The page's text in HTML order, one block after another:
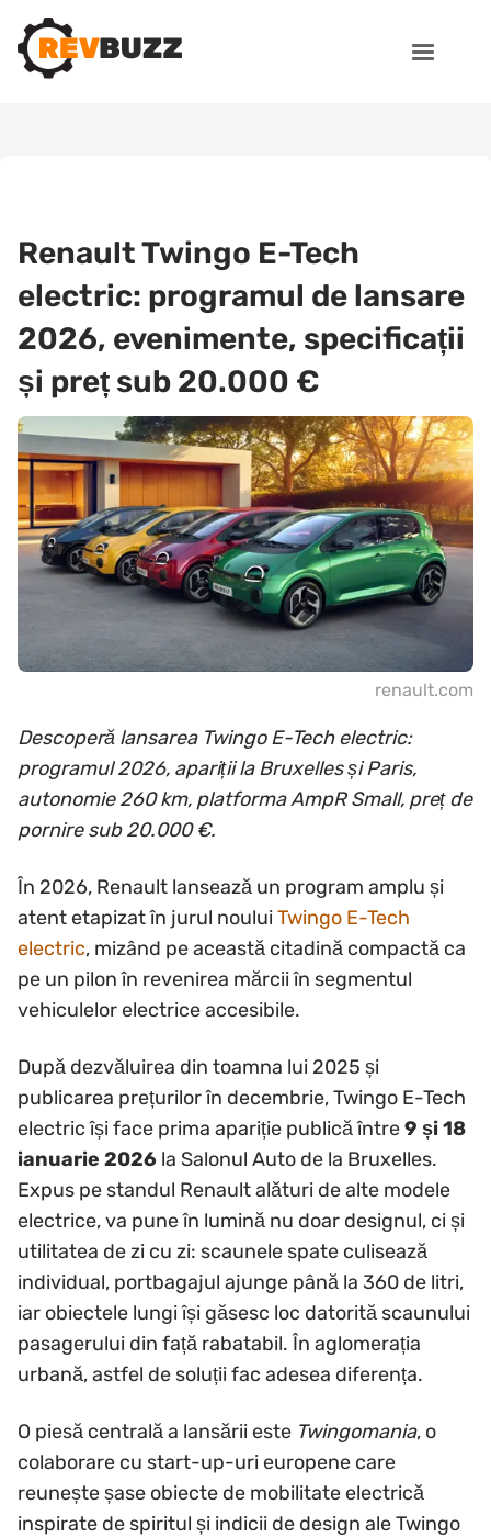
Renault Twingo E-Tech
electric: programul de lansare
2026, evenimente, specificații
și preț sub 20.000 €
renault.com
Descoperă lansarea Twingo E-Tech electric:
programul 2026, apariții la Bruxelles și Paris,
autonomie 260 km, platforma AmpR Small, preț de
pornire sub 20.000 €.
În 2026, Renault lansează un program amplu și
atent etapizat în jurul nouluiTwingo E-Tech
electric, mizând pe această citadină compactă ca
pe un pilon în revenirea mărcii în segmentul
vehiculelor electrice accesibile.
După dezvăluirea din toamna lui 2025 și
publicarea prețurilor în decembrie, Twingo E-Tech
electric își face prima apariție publică între9 și 18
ianuarie 2026 la Salonul Auto de la Bruxelles.
Expus pe standul Renault alături de alte modele
electrice, va pune în lumină nu doar designul, ci și
utilitatea de zi cu zi: scaunele spate culisează
individual, portbagajul ajunge până la 360 de litri,
iar obiectele lungi își găsesc loc datorită scaunului
pasagerului din față rabatabil. În aglomerația
urbană, astfel de soluții fac adesea diferența.
O piesă centrală a lansării este Twingomania, o
colaborare cu start-up-uri europene care
reunește șase obiecte de mobilitate electrică
inspirate de spiritul și indicii de design ale Twingo